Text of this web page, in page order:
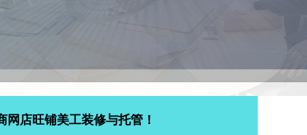
店旺铺美工装修与托管！